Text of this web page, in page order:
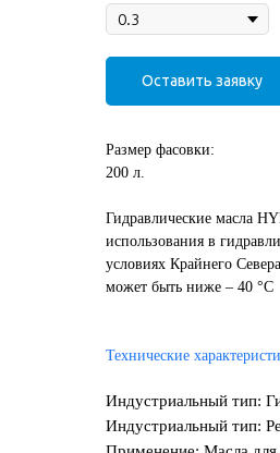
Оставить заявку
Размер фасовки:
200 л.
Гидравлические масла
использования в
условиях Крайнего
может быть ниже – 40 °С
Технические
Индустриальный тип:
Индустриальный тип: